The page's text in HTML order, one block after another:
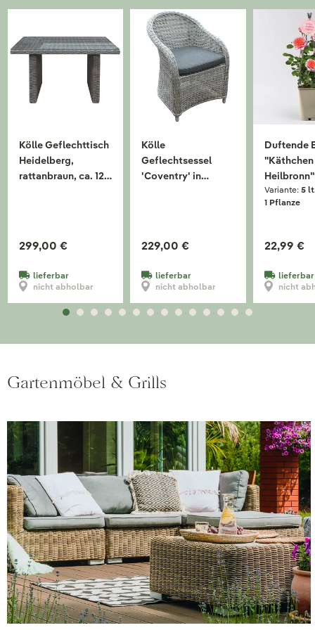
Kölle Geflechttisch
Heidelberg,
rattanbraun, ca. 120
299,00 €
lieferbar
nicht abholbar
Kölle
Geflechtsessel
'Coventry' in
229,00 €
lieferbar
nicht abholbar
Duftende
orange-
rosa, Topf
Variante: 5
1 Pflanze
22,99 €
lieferbar
nicht
Gartenmöbel & Grills